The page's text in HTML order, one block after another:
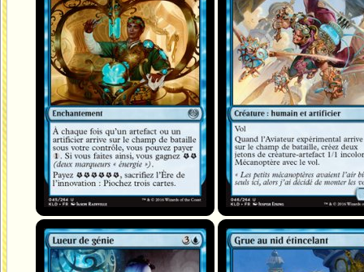
Lueur de génie Grue au nid étincelant